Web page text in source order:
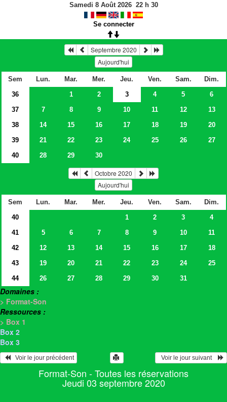
Samedi 8 Août 2026 22h 30
Se connecter
Septembre 2020
Aujourd'hui
Sem Lun. Mar. Mer. Jeu. Ven. Sam.
Dim.
36
1 2 3 4 5
6
37
7 8 9 10 11 12
13
38
14 15 16 17 18 19
20
39
21 22 23 24 25 26
27
40
28 29 30
Octobre 2020
Aujourd'hui
Sem Lun. Mar. Mer. Jeu. Ven. Sam.
Dim.
40
1 2 3
4
41
5 6 7 8 9 10
11
42
12 13 14 15 16 17
18
43
19 20 21 22 23 24
25
44
26 27 28 29 30 31
Domaines :
> Format-Son
Ressources :
> Box 1
Box 2
Box 3
   Voir le jour précédent
  Voir le jour suivant
Format-Son - Toutes les réservations
Jeudi 03 septembre 2020